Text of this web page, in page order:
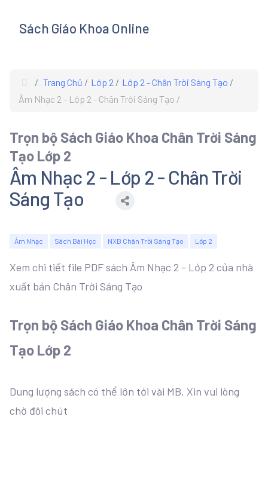
Sách Giáo Khoa Online
Trang Chủ Lớp 2
Lớp 2 - Chân Trời Sáng Tạo
Âm Nhạc 2 - Lớp 2 - Chân Trời Sáng Tạo
Trọn bộ Sách Giáo Khoa Chân Trời Sáng
Tạo Lớp 2
Âm Nhạc 2 - Lớp 2 - Chân Trời
Sáng Tạo
Âm Nhạc Sách Bài Học NXB Chân Trời Sáng Tạo Lớp 2
Xem chi tiết file PDF sách Âm Nhạc 2 - Lớp 2 của nhà
xuất bản Chân Trời Sáng Tạo
Trọn bộ Sách Giáo Khoa Chân Trời Sáng
Tạo Lớp 2
Dung lượng sách có thể lớn tới vài MB. Xin vui lòng
chờ đôi chút